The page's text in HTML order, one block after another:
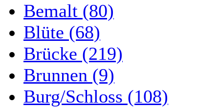
Bemalt (80)
Blüte (68)
Brücke (219)
Brunnen (9)
Burg/Schloss (108)